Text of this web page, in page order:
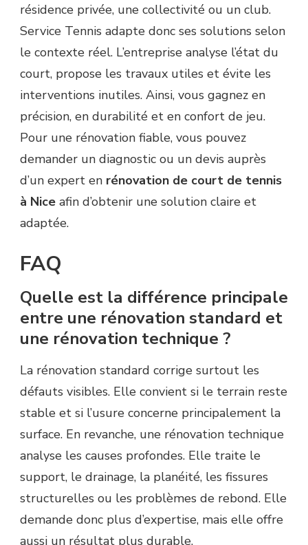
résidence privée, une collectivité ou un club.
Service Tennis adapte donc ses solutions selon
le contexte réel. L’entreprise analyse l’état du
court, propose les travaux utiles et évite les
interventions inutiles. Ainsi, vous gagnez en
précision, en durabilité et en confort de jeu.
Pour une rénovation fiable, vous pouvez
demander un diagnostic ou un devis auprès
d’un expert en rénovation de court de tennis
à Nice afin d’obtenir une solution claire et
adaptée.
FAQ
Quelle est la différence principale
entre une rénovation standard et
une rénovation technique ?
La rénovation standard corrige surtout les
défauts visibles. Elle convient si le terrain reste
stable et si l’usure concerne principalement la
surface. En revanche, une rénovation technique
analyse les causes profondes. Elle traite le
support, le drainage, la planéité, les fissures
structurelles ou les problèmes de rebond. Elle
demande donc plus d’expertise, mais elle offre
aussi un résultat plus durable.